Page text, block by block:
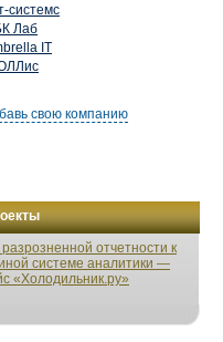
системс
Лаб
IT
свою компанию
отчетности к
системе аналитики —
«Холодильник.ру»